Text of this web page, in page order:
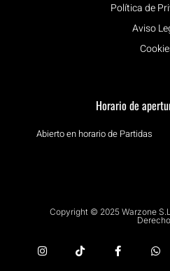
Política de
Aviso
Horario de
Abierto en horario de Partidas
Copyright © 2025 Warzone